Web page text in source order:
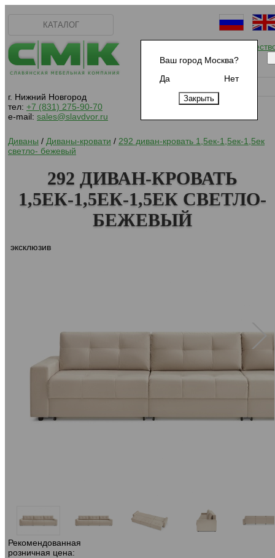
Ваш город Москва?
Да
Нет
КАТАЛОГ
г. Нижний Новгород
тел: +7 (831) 275-90-70
e-mail: sales@slavdvor.ru
Начать
Диваны / Диваны-кровати / 292 диван-кровать 1,5ек-1,5ек-1,5ек
светло- бежевый
Рекомендованная
розничная цена:
292 ДИВАН-КРОВАТЬ
1,5ЕК-1,5ЕК-1,5ЕК СВЕТЛО-
БЕЖЕВЫЙ
эксклюзив